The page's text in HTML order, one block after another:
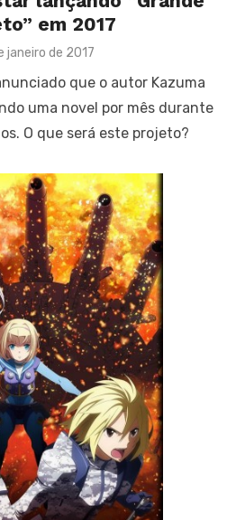
em 2017
janeiro de 2017
que o autor Kazuma
uma novel por mês durante
O que será este projeto?